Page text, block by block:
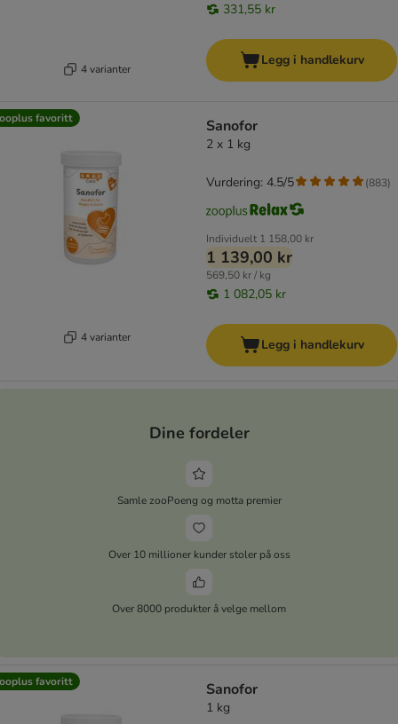
4 varianter
331,55 kr
Legg i handlekurv
favoritt
4 varianter
Sanofor
2 x 1 kg
Individuelt 1 158,00 kr
1 139,00 kr
569,50 kr / kg
1 082,05 kr
Vurdering: 4.5/5 (883)
Legg i handlekurv
Dine fordeler
Samle zooPoeng og motta premier
Over 10 millioner kunder stoler på oss
Over 8000 produkter å velge mellom
favoritt Sanofor
1 kg